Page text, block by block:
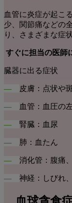
血管に炎症が起こ
少、関節痛などの
り、さまざまな症
すぐに担当の医師
臓器に出る症状
― 皮膚：点状や
― 血管：血圧の
― 腎臓：血尿
― 肺：血たん
― 消化管：腹痛
― 神経：しびれ